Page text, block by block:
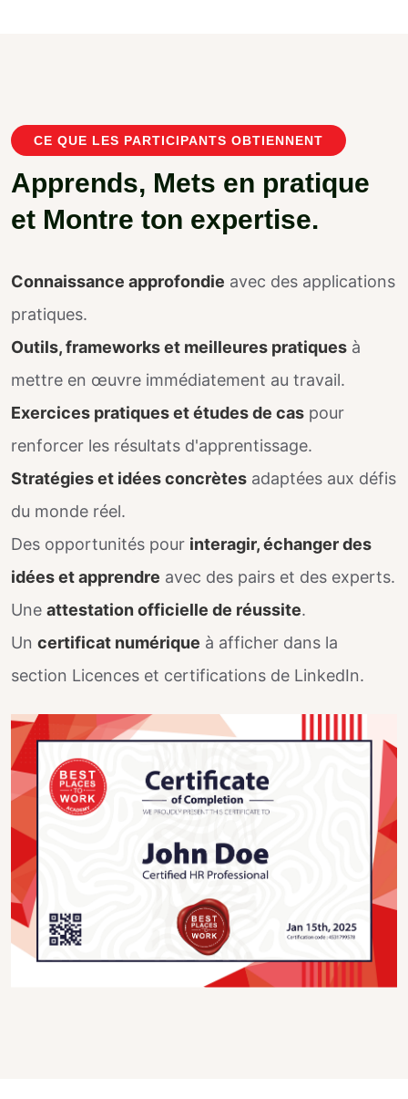
CE QUE LES PARTICIPANTS OBTIENNENT
Apprends, Mets en pratique
et Montre ton expertise.
Connaissance approfondie avec des applications
pratiques.
Outils, frameworks et meilleures pratiques à
mettre en œuvre immédiatement au travail.
Exercices pratiques et études de cas pour
renforcer les résultats d'apprentissage.
Stratégies et idées concrètes adaptées aux défis
du monde réel.
Des opportunités pour interagir, échanger des
idées et apprendre avec des pairs et des experts.
Une attestation officielle de réussite.
Un certificat numérique à afficher dans la
section Licences et certifications de LinkedIn.